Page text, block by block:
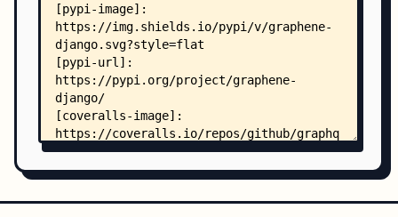
    │   ├── validation.rst
    │   └── _static/
    │       └── .gitkeep
    ├── examples/
    │   ├── __init__.py
    │   ├── django_test_settings.py
    │   ├── cookbook/
    │   │   ├── README.md
    │   │   ├── __init__.py
    │   │   ├── dummy_data.json
    │   │   ├── requirements.txt